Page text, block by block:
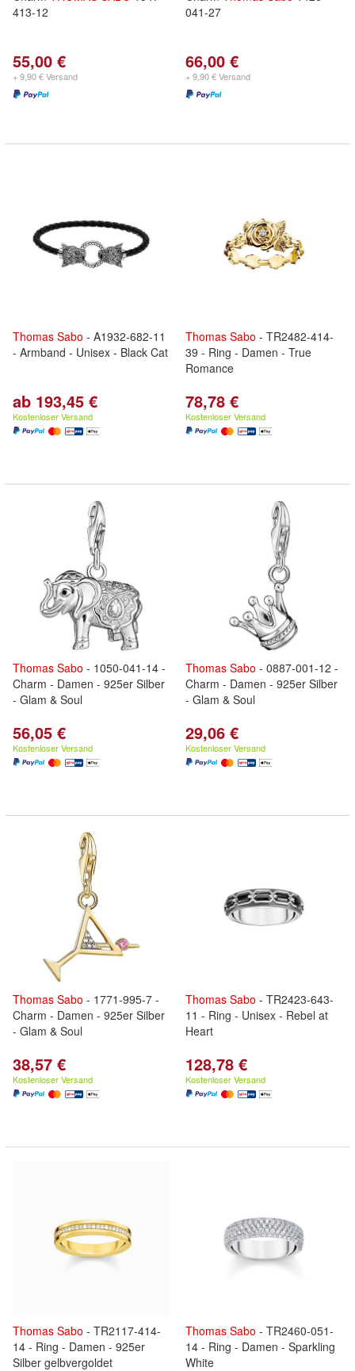
413-12
55,00 €
+ 9,90 € Versand
041-27
66,00 €
+ 9,90 € Versand
Thomas Sabo - A1932-682-11
- Armband - Unisex - Black Cat
ab 193,45 €
Kostenloser Versand
Thomas Sabo - TR2482-414-
39 - Ring - Damen - True
Romance
78,78 €
Kostenloser Versand
Thomas Sabo - 1050-041-14 -
Charm - Damen - 925er Silber
- Glam & Soul
56,05 €
Kostenloser Versand
Thomas Sabo - 0887-001-12 -
Charm - Damen - 925er Silber
- Glam & Soul
29,06 €
Kostenloser Versand
Thomas Sabo - 1771-995-7 -
Charm - Damen - 925er Silber
- Glam & Soul
38,57 €
Kostenloser Versand
Thomas Sabo - TR2423-643-
11 - Ring - Unisex - Rebel at
Heart
128,78 €
Kostenloser Versand
Thomas Sabo - TR2117-414-
14 - Ring - Damen - 925er
Silber gelbvergoldet
Thomas Sabo - TR2460-051-
14 - Ring - Damen - Sparkling
White